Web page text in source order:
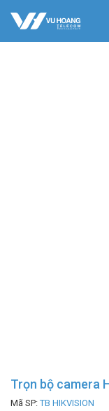
Trọn bộ camera
Mã SP:TB HIKVISION